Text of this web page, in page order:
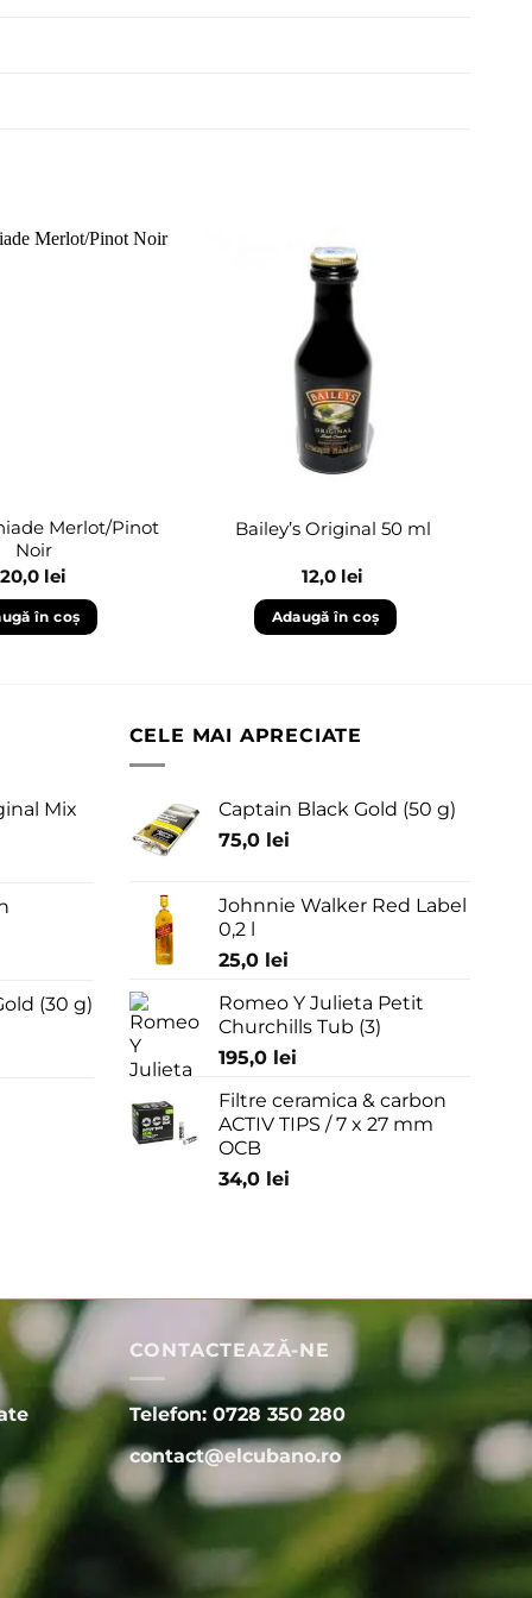
Merlot/Pinot
Noir
20,0 lei
în coș
Bailey’s Original 50 ml
12,0 lei
Adaugă în coș
Mix
(30 g)
CELE MAI APRECIATE
Captain Black Gold (50 g)
75,0 lei
Johnnie Walker Red Label
0,2 l
25,0 lei
Romeo Y Julieta Petit
Churchills Tub (3)
195,0 lei
Filtre ceramica & carbon
ACTIV TIPS / 7 x 27 mm
OCB
34,0 lei
CONTACTEAZĂ-NE
Telefon: 0728 350 280
contact@elcubano.ro